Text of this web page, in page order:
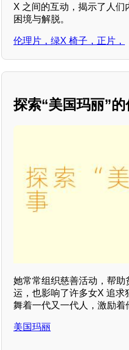
X 之间的互动，揭示了人
困境与解脱。
伦理片，绿X 椅子，正片，
探索“美国玛丽”
她常常组织慈善活动，帮
运，也影响了许多女X 追求
舞着一代又一代人，激励着
美国玛丽